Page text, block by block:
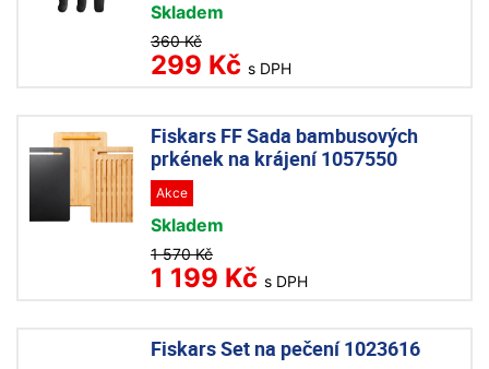
Skladem
360 Kč
299 Kč s DPH
Fiskars FF Sada bambusových
prkének na krájení 1057550
Akce
Skladem
1 570 Kč
1 199 Kč s DPH
Fiskars Set na pečení 1023616